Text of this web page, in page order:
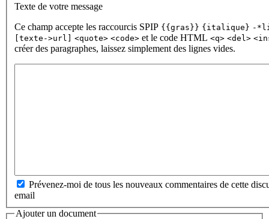
Texte de votre message
Ce champ accepte les raccourcis SPIP {{gras}} {italique} -
[texte->url] <quote> <code> et le code HTML <q> <del>
créer des paragraphes, laissez simplement des lignes vides.
Prévenez-moi de tous les nouveaux commentaires de cette
email
Ajouter un document